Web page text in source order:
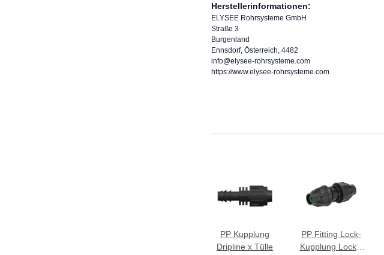
Herstellerinformationen:
ELYSEE Rohrsysteme GmbH
Straße 3
Burgenland
Ennsdorf, Österreich, 4482
info@elysee-rohrsysteme.com
https://www.elysee-rohrsysteme.com
PP Kupplung
Dripline x Tülle
PP Fitting Lock-
Kupplung Lock x